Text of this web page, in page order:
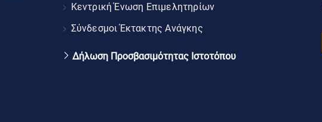
Κεντρική Ένωση Επιμελητηρίων
Σύνδεσμοι Έκτακτης Ανάγκης
Δήλωση Προσβασιμότητας Ιστοτόπου